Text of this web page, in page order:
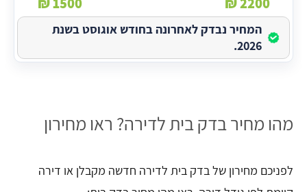
המחיר נבדק לאחרונה בחודש אוגוסט בשנת
2026.
מהו מחיר בדק בית לדירה? ראו מחירון
לפניכם מחירון של בדק בית לדירה חדשה מקבלן או דירה